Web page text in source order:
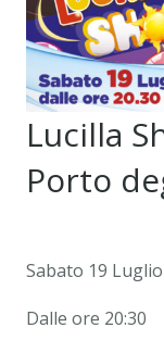
Lucilla
Porto
Sabato 19 Luglio
Dalle ore 20:30